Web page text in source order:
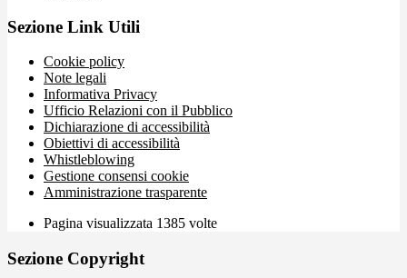
Sezione Link Utili
Cookie policy
Note legali
Informativa Privacy
Ufficio Relazioni con il Pubblico
Dichiarazione di accessibilità
Obiettivi di accessibilità
Whistleblowing
Gestione consensi cookie
Amministrazione trasparente
Pagina visualizzata 1385 volte
Sezione Copyright